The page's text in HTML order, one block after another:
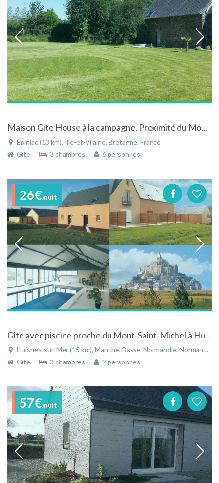
Maison Gite House à la campagne. Proximité du Mont St Michel, Cancale, St Malo.
Epiniac (13 km), Ille-et-Vilaine, Bretagne, France
Gîte
3 chambres 6 personnes
26€/nuit
Gîte avec piscine proche du Mont-Saint-Michel à Huisnes-sur-Mer en Basse-Normandie
Huisnes-sur-Mer (15 km), Manche, Basse-Normandie, Normandie, France
Gîte
3 chambres 9 personnes
57€/nuit